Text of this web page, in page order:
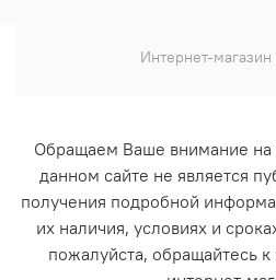
Интернет-магазин
Обращаем Ваше внимание на
данном сайте не является
получения подробной
их наличия, условиях и
пожалуйста, обращайтесь